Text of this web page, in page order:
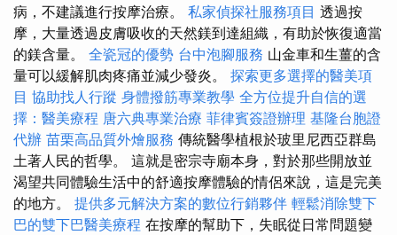
病，不建議進行按摩治療。 私家偵探社服務項目 透過按
摩，大量透過皮膚吸收的天然鎂到達組織，有助於恢復適當
的鎂含量。 全瓷冠的優勢 台中泡腳服務 山金車和生薑的含
量可以緩解肌肉疼痛並減少發炎。 探索更多選擇的醫美項
目 協助找人行蹤 身體撥筋專業教學 全方位提升自信的選
擇：醫美療程 唐六典專業治療 菲律賓簽證辦理 基隆台胞證
代辦 苗栗高品質外燴服務 傳統醫學植根於玻里尼西亞群島
土著人民的哲學。 這就是密宗寺廟本身，對於那些開放並
渴望共同體驗生活中的舒適按摩體驗的情侶來說，這是完美
的地方。 提供多元解決方案的數位行銷夥伴 輕鬆消除雙下
巴的雙下巴醫美療程 在按摩的幫助下，失眠從日常問題變